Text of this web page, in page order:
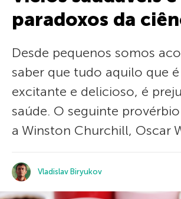
paradoxos da
Desde pequenos somos
saber que tudo aquilo que
excitante e delicioso, é
saúde. O seguinte
a Winston Churchill, Oscar
Vladislav Biryukov